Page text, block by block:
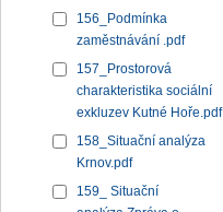
156_Podmínka
zaměstnávání .pdf
157_Prostorová
charakteristika sociální
exkluzev Kutné Hoře.pdf
158_Situační analýza
Krnov.pdf
159_ Situační